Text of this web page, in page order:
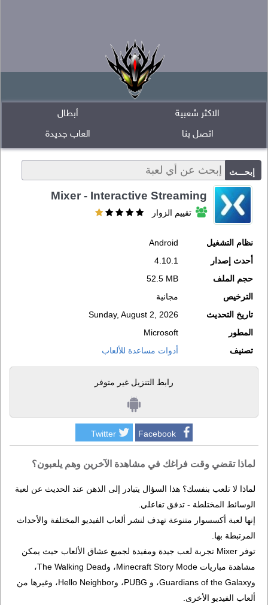
أبطال
الاكثر شعبية
العاب جديدة
اتصل بنا
Mixer - Interactive Streaming
تقييم الزوار
نظام التشغيل
Android
أحدث إصدار
4.10.1
حجم الملف
52.5 MB
الترخيص
مجانية
تاريخ التحديث
Sunday, August 2, 2026
المطور
Microsoft
تصنيف
أدوات مساعدة للألعاب
رابط التنزيل غير متوفر
Facebook
Twitter
لماذا تقضي وقت فراغك في مشاهدة الآخرين وهم يلعبون؟
لماذا لا تلعب بنفسك؟ هذا السؤال يتبادر إلى الذهن عند الحديث عن لعبة
الوسائط المختلطة - تدفق تفاعلي.
إنها لعبة أكسسوار متنوعة تهدف لنشر ألعاب الفيديو المختلفة والأحداث
المرتبطة بها.
توفر Mixer تجربة لعب جيدة ومفيدة لجميع عشاق الألعاب حيث يمكن
مشاهدة مباريات Minecraft Story Mode، وThe Walking Dead،
وGuardians of the Galaxy، و PUBG، وHello Neighbor، وغيرها من
ألعاب الفيديو الأخرى.